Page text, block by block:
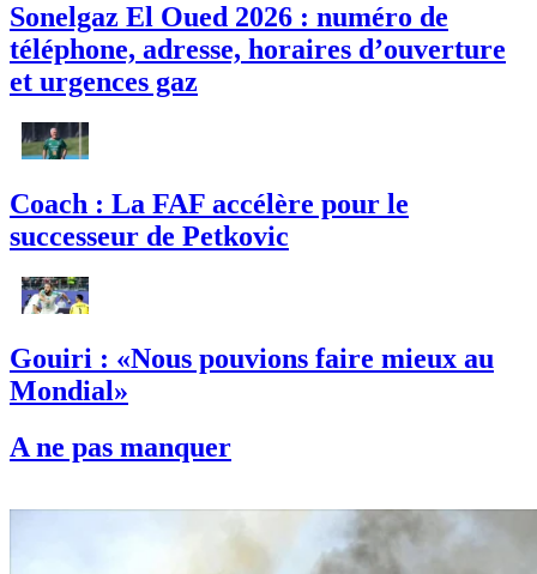
Sonelgaz El Oued 2026 : numéro de
téléphone, adresse, horaires d’ouverture
et urgences gaz
Coach : La FAF accélère pour le
successeur de Petkovic
Gouiri : «Nous pouvions faire mieux au
Mondial»
A ne pas manquer